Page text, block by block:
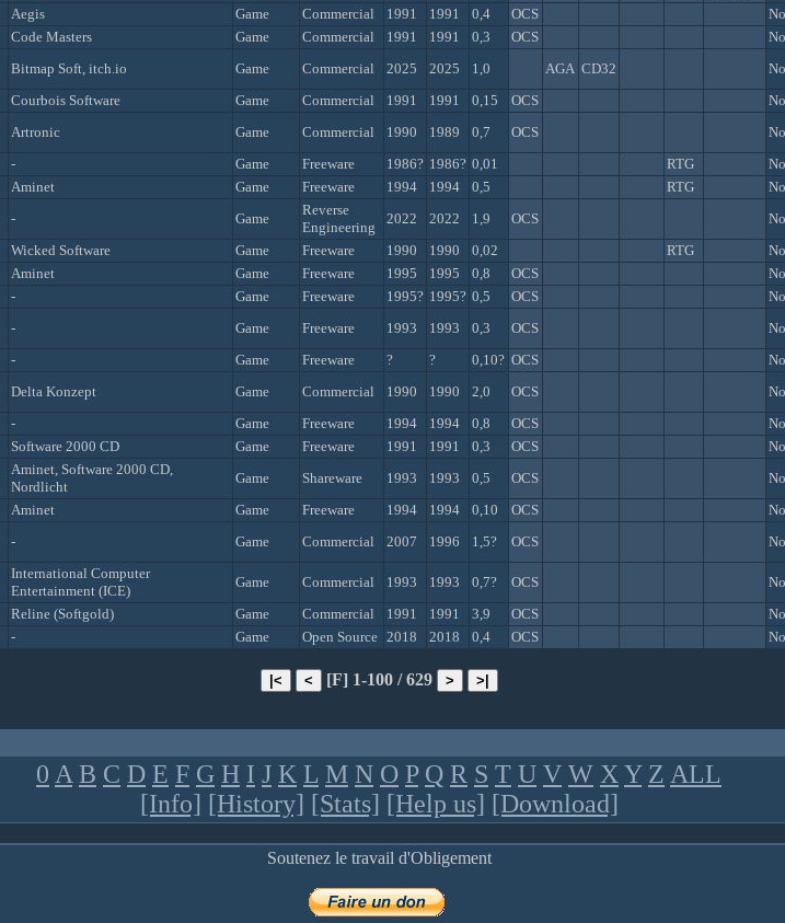
Aegis Game Commercial 1991 1991 0,4 OCS
No
Code Masters Game Commercial 1991 1991 0,3 OCS
No
Bitmap Soft, itch.io Game Commercial 2025 2025 1,0 AGA CD32
No
Courbois Software Game Commercial 1991 1991 0,15 OCS
No
Artronic Game Commercial 1990 1989 0,7 OCS
No
- Game Freeware 1986? 1986? 0,01 RTG
No
Aminet Game Freeware 1994 1994 0,5 RTG
No
- Game
Reverse
Engineering
2022 2022 1,9 OCS
No
Wicked Software Game Freeware 1990 1990 0,02 RTG
No
Aminet Game Freeware 1995 1995 0,8 OCS
No
- Game Freeware 1995? 1995? 0,5 OCS
No
- Game Freeware 1993 1993 0,3 OCS
No
- Game Freeware ? ? 0,10? OCS
No
Delta Konzept Game Commercial 1990 1990 2,0 OCS
No
- Game Freeware 1994 1994 0,8 OCS
No
Software 2000 CD Game Freeware 1991 1991 0,3 OCS
No
Aminet, Software 2000 CD,
Nordlicht
Game Shareware 1993 1993 0,5 OCS
No
Aminet Game Freeware 1994 1994 0,10 OCS
No
- Game Commercial 2007 1996 1,5? OCS No
International Computer
Entertainment (ICE)
Game Commercial 1993 1993 0,7? OCS
No
Reline (Softgold) Game Commercial 1991 1991 3,9 OCS
No
- Game Open Source 2018 2018 0,4 OCS No
[F] 1-100 / 629
0 A B C D E F G H I J K L M N O P Q R S T U V W X Y Z ALL
[Info] [History] [Stats] [Help us] [Download]
Soutenez le travail d'Obligement